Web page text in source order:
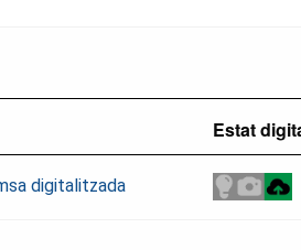
Estat
digitalitzada